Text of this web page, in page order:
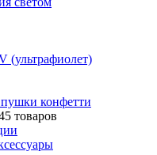
(ультрафиолет)
конфетти
товаров